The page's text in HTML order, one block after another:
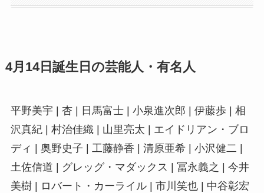
4月14日誕生日の芸能人・有名人
平野美宇 | 杏 | 日馬富士 | 小泉進次郎 | 伊藤歩 | 相
沢真紀 | 村治佳織 | 山里亮太 | エイドリアン・ブロ
ディ | 奥野史子 | 工藤静香 | 清原亜希 | 小沢健二 |
土佐信道 | グレッグ・マダックス | 冨永義之 | 今井
美樹 | ロバート・カーライル | 市川笑也 | 中谷彰宏